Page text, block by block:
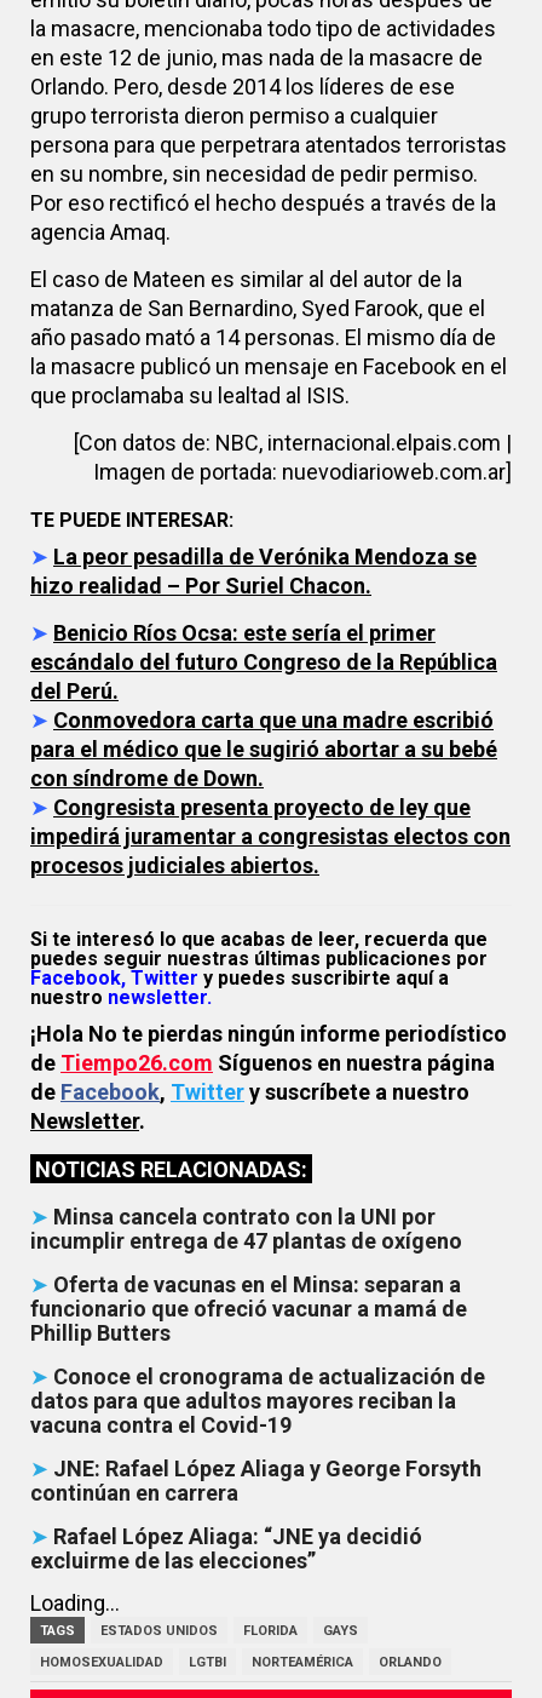
la masacre, mencionaba todo tipo de actividades
en este 12 de junio, mas nada de la masacre de
Orlando. Pero, desde 2014 los líderes de ese
grupo terrorista dieron permiso a cualquier
persona para que perpetrara atentados terroristas
en su nombre, sin necesidad de pedir permiso.
Por eso rectificó el hecho después a través de la
agencia Amaq.
El caso de Mateen es similar al del autor de la
matanza de San Bernardino, Syed Farook, que el
año pasado mató a 14 personas. El mismo día de
la masacre publicó un mensaje en Facebook en el
que proclamaba su lealtad al ISIS.
[Con datos de: NBC, internacional.elpais.com |
Imagen de portada: nuevodiarioweb.com.ar]
TE PUEDE INTERESAR:
➤ La peor pesadilla de Verónika Mendoza se
hizo realidad – Por Suriel Chacon.
➤ Benicio Ríos Ocsa: este sería el primer
escándalo del futuro Congreso de la República
del Perú.
➤ Conmovedora carta que una madre escribió
para el médico que le sugirió abortar a su bebé
con síndrome de Down.
➤ Congresista presenta proyecto de ley que
impedirá juramentar a congresistas electos con
procesos judiciales abiertos.
Si te interesó lo que acabas de leer, recuerda que
puedes seguir nuestras últimas publicaciones por
Facebook, Twitter y puedes suscribirte aquí a
nuestro newsletter.
¡Hola No te pierdas ningún informe periodístico
de Tiempo26.com Síguenos en nuestra página
de Facebook, Twittery suscríbete a nuestro
Newsletter.
NOTICIAS RELACIONADAS:
➤ Minsa cancela contrato con la UNI por
incumplir entrega de 47 plantas de oxígeno
➤ Oferta de vacunas en el Minsa: separan a
funcionario que ofreció vacunar a mamá de
Phillip Butters
➤ Conoce el cronograma de actualización de
datos para que adultos mayores reciban la
vacuna contra el Covid-19
➤ JNE: Rafael López Aliaga y George Forsyth
continúan en carrera
➤ Rafael López Aliaga: “JNE ya decidió
excluirme de las elecciones”
Loading...
TAGS ESTADOS UNIDOS FLORIDA
GAYS
HOMOSEXUALIDAD
LGTBI NORTEAMÉRICA ORLANDO